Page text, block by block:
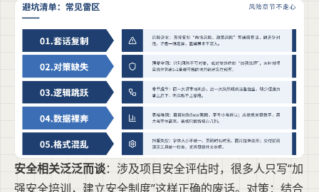
安全相关泛泛而谈：涉及项目安全评估时，很多人只写“加
强安全培训，建立安全制度”这样正确的废话。对策：结合